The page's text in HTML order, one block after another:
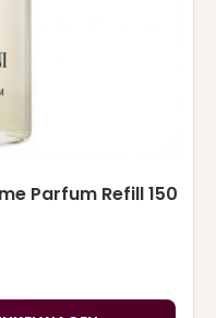
Parfum Refill 150